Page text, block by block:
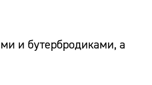
и бутербродиками, а